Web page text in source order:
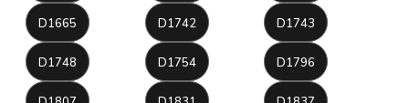
D1665 D1742 D1743
D1748 D1754 D1796